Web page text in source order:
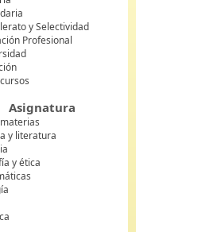
y Selectividad
Profesional
Asignatura
y literatura
y ética